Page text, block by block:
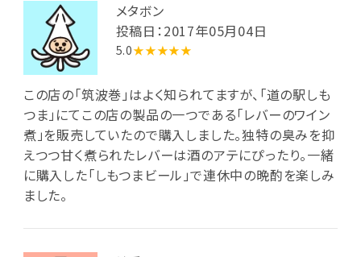
メタボン
投稿日：2017年05月04日
5.0★★★★★
この店の「筑波巻」はよく知られてますが、「道の駅しも
つま」にてこの店の製品の一つである「レバーのワイン
煮」を販売していたので購入しました。独特の臭みを抑
えつつ甘く煮られたレバーは酒のアテにぴったり。一緒
に購入した「しもつまビール」で連休中の晩酌を楽しみ
ました。